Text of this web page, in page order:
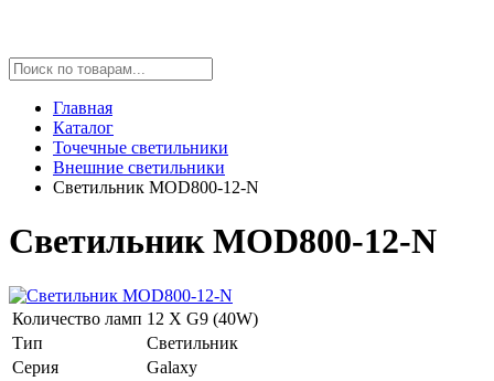
Главная
Каталог
Точечные светильники
Внешние светильники
Светильник MOD800-12-N
Светильник MOD800-12-N
Количество ламп 12 Х G9 (40W)
Тип
Светильник
Серия
Galaxy